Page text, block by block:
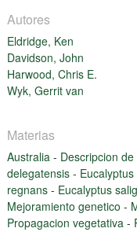
Autores
Eldridge, Ken
Davidson, John
Harwood, Chris E.
Wyk, Gerrit van
Materias
Australia - Descripcion
delegatensis -
regnans - Eucalyptus
Mejoramiento genetico -
Propagacion vegetativa -